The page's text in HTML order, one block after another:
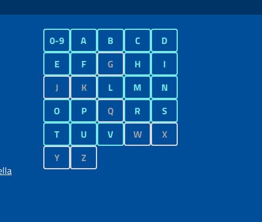
0-9 A B C
D
E
F G H
I
J
K L M
N
O
P Q R
S
T
U V W
X
Y
Z